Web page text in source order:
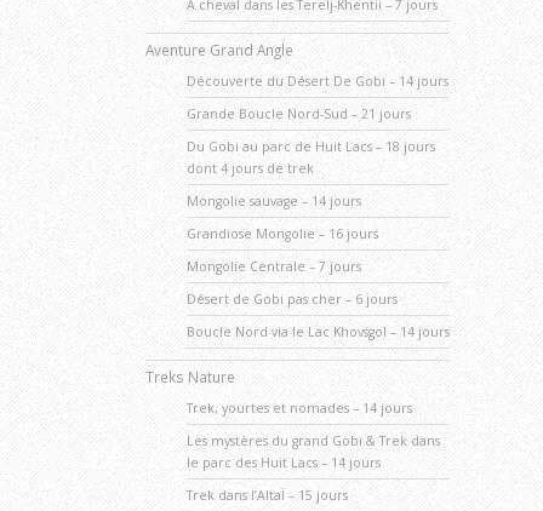
À cheval dans les Terelj-Khentii – 7 jours
Aventure Grand Angle
Découverte du Désert De Gobi – 14 jours
Grande Boucle Nord-Sud – 21 jours
Du Gobi au parc de Huit Lacs – 18 jours
dont 4 jours de trek
Mongolie sauvage – 14 jours
Grandiose Mongolie – 16 jours
Mongolie Centrale – 7 jours
Désert de Gobi pas cher – 6 jours
Boucle Nord via le Lac Khovsgol – 14 jours
Treks Nature
Trek, yourtes et nomades – 14 jours
Les mystères du grand Gobi & Trek dans
le parc des Huit Lacs – 14 jours
Trek dans l’AltaÏ – 15 jours